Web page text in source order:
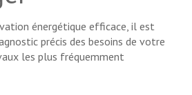
énergétique efficace, il est
précis des besoins de votre
les plus fréquemment